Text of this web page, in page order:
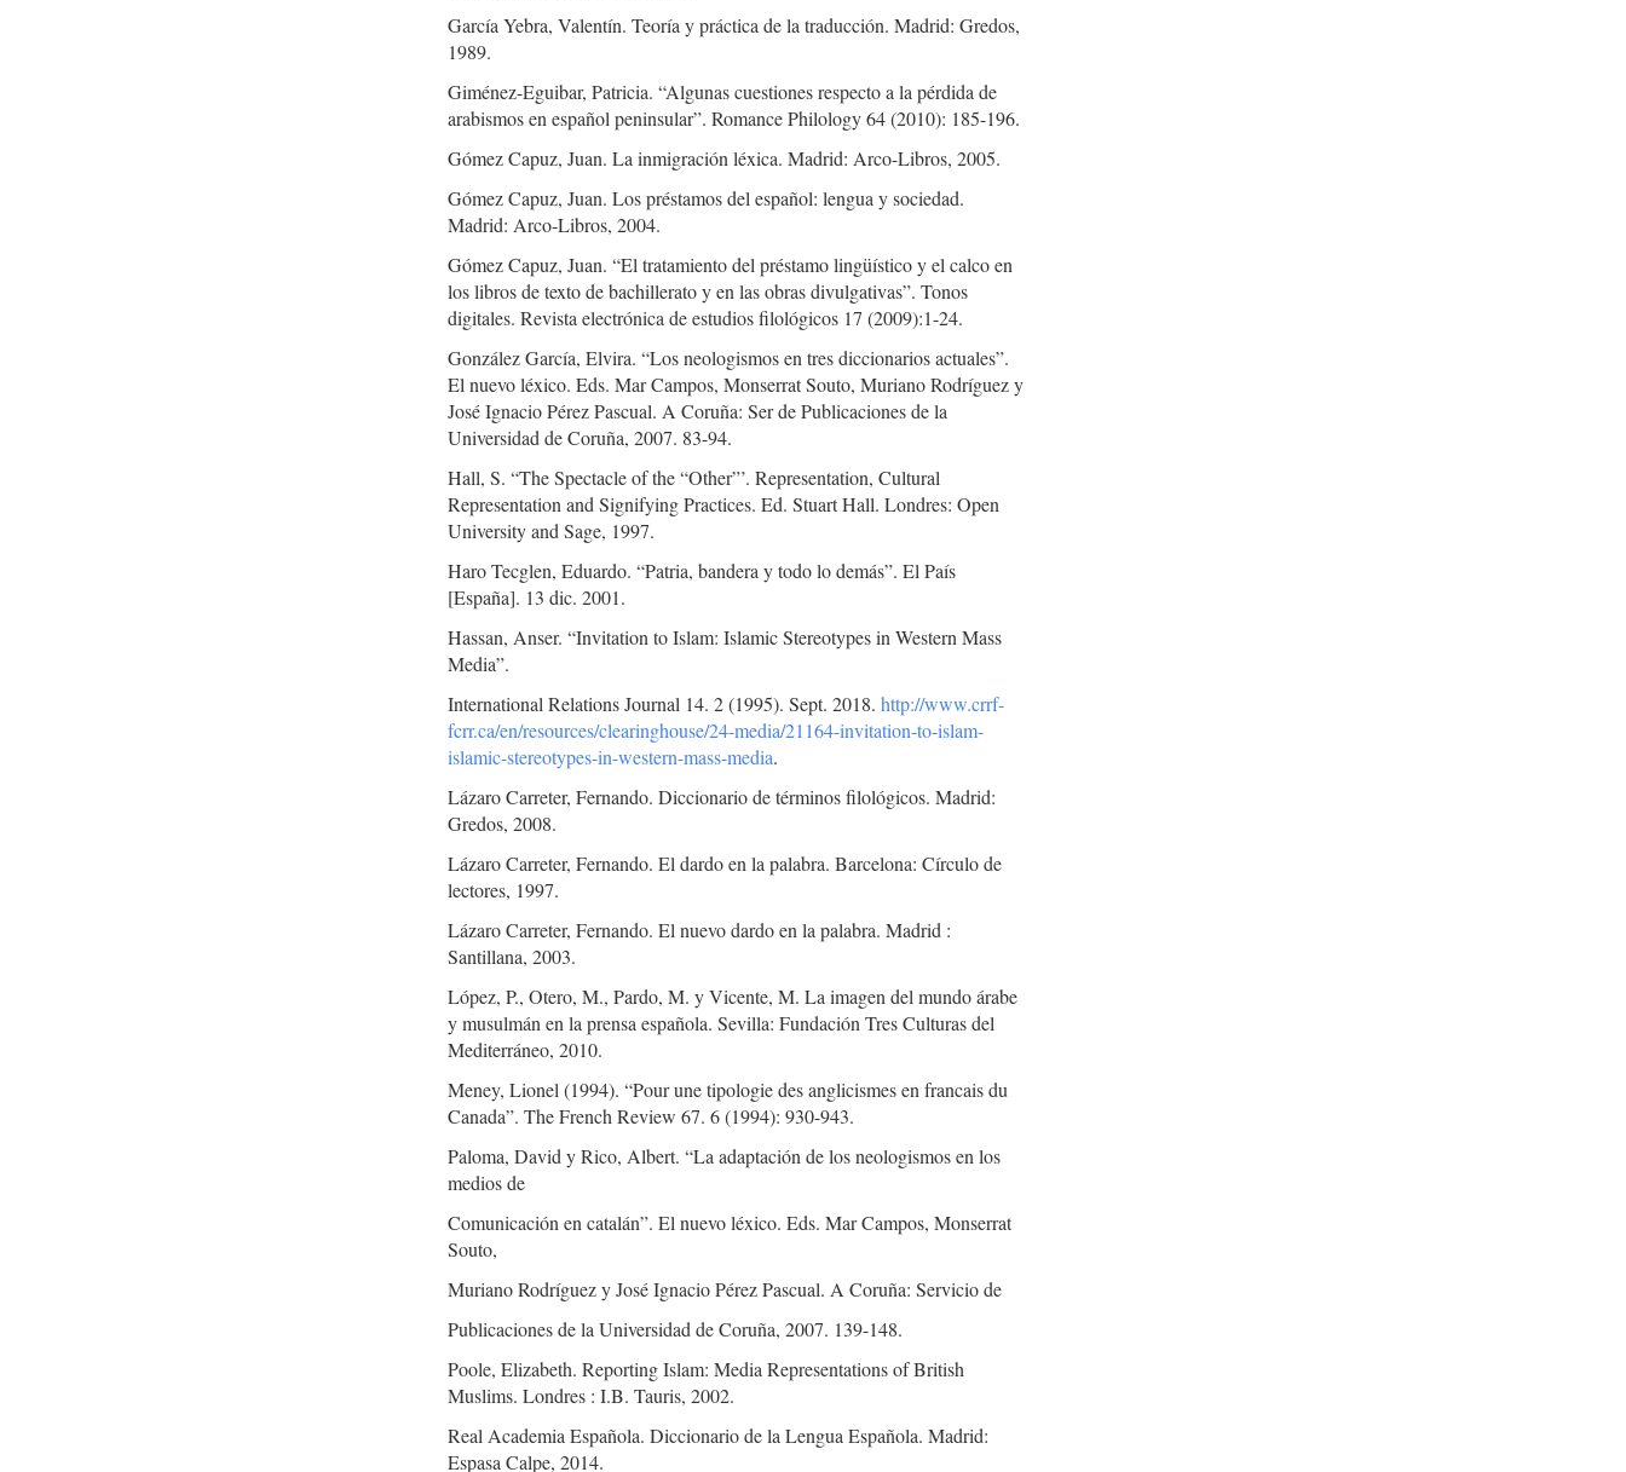
García Yebra, Valentín. Teoría y práctica de la traducción. Madrid: Gredos,
1989.
Giménez-Eguibar, Patricia. “Algunas cuestiones respecto a la pérdida de
arabismos en español peninsular”. Romance Philology 64 (2010): 185-196.
Gómez Capuz, Juan. La inmigración léxica. Madrid: Arco-Libros, 2005.
Gómez Capuz, Juan. Los préstamos del español: lengua y sociedad.
Madrid: Arco-Libros, 2004.
Gómez Capuz, Juan. “El tratamiento del préstamo lingüístico y el calco en
los libros de texto de bachillerato y en las obras divulgativas”. Tonos
digitales. Revista electrónica de estudios filológicos 17 (2009):1-24.
González García, Elvira. “Los neologismos en tres diccionarios actuales”.
El nuevo léxico. Eds. Mar Campos, Monserrat Souto, Muriano Rodríguez y
José Ignacio Pérez Pascual. A Coruña: Ser de Publicaciones de la
Universidad de Coruña, 2007. 83-94.
Hall, S. “The Spectacle of the “Other”’. Representation, Cultural
Representation and Signifying Practices. Ed. Stuart Hall. Londres: Open
University and Sage, 1997.
Haro Tecglen, Eduardo. “Patria, bandera y todo lo demás”. El País
[España]. 13 dic. 2001.
Hassan, Anser. “Invitation to Islam: Islamic Stereotypes in Western Mass
Media”.
International Relations Journal 14. 2 (1995). Sept. 2018.http://www.crrf-
fcrr.ca/en/resources/clearinghouse/24-media/21164-invitation-to-islam-
islamic-stereotypes-in-western-mass-media.
Lázaro Carreter, Fernando. Diccionario de términos filológicos. Madrid:
Gredos, 2008.
Lázaro Carreter, Fernando. El dardo en la palabra. Barcelona: Círculo de
lectores, 1997.
Lázaro Carreter, Fernando. El nuevo dardo en la palabra. Madrid :
Santillana, 2003.
López, P., Otero, M., Pardo, M. y Vicente, M. La imagen del mundo árabe
y musulmán en la prensa española. Sevilla: Fundación Tres Culturas del
Mediterráneo, 2010.
Meney, Lionel (1994). “Pour une tipologie des anglicismes en francais du
Canada”. The French Review 67. 6 (1994): 930-943.
Paloma, David y Rico, Albert. “La adaptación de los neologismos en los
medios de
Comunicación en catalán”. El nuevo léxico. Eds. Mar Campos, Monserrat
Souto,
Muriano Rodríguez y José Ignacio Pérez Pascual. A Coruña: Servicio de
Publicaciones de la Universidad de Coruña, 2007. 139-148.
Poole, Elizabeth. Reporting Islam: Media Representations of British
Muslims. Londres : I.B. Tauris, 2002.
Real Academia Española. Diccionario de la Lengua Española. Madrid:
Espasa Calpe, 2014.